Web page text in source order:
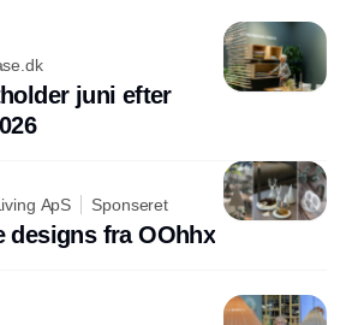
juni efter
ApS Sponseret
designs fra OOhhx